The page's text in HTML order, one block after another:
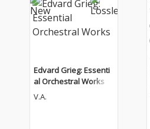
Edvard Grieg: Essenti
al Orchestral Works
V.A.